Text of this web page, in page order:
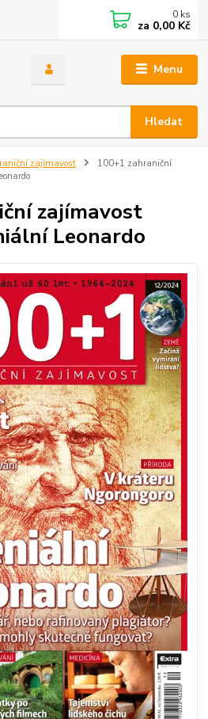
Menu
Hledat
0 ks
za 0,00 Kč
zajímavost
100+1 zahraniční
zajímavost
Leonardo